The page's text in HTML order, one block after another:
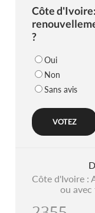
Côte
?
Oui
Non
Sans avis
Côte d'Ivoire :
ou avec